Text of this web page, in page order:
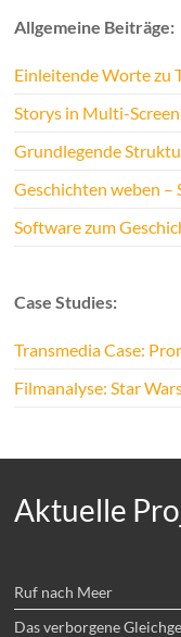
Allgemeine Beiträge:
Einleitende Worte zu
Storys in Multi-
Grundlegende
Geschichten weben –
Software zum
Case Studies:
Transmedia Case:
Filmanalyse: Star
Aktuelle
Ruf nach Meer
Das verborgene